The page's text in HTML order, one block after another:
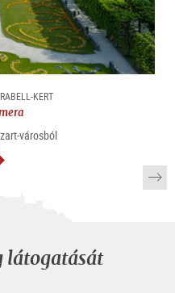
KERT
városból
Tovább
látogatását